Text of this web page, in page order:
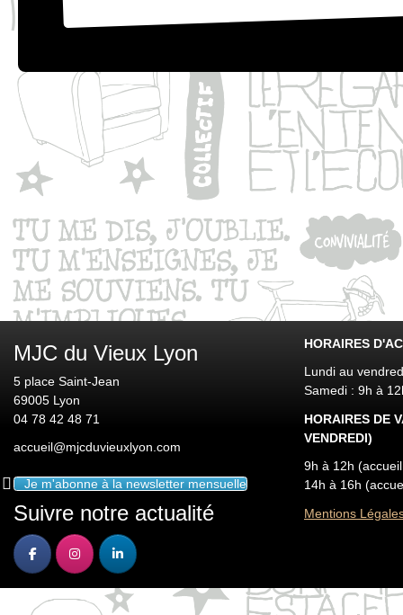
MJC du Vieux Lyon
5 place Saint-Jean
69005 Lyon
04 78 42 48 71
accueil@mjcduvieuxlyon.com
Je m'abonne à la newsletter mensuelle
Suivre notre actualité
HORAIRES
Lundi au
Samedi : 9h à
HORAIRES DE
VENDREDI)
9h à 12h
14h à 16h
Mentions